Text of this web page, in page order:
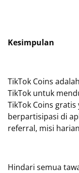
Kesimpulan
TikTok Coins
TikTok untuk
TikTok Coins
berpartisipasi di
referral, misi
Hindari semua